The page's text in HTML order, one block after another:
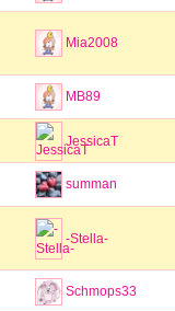
Mia2008
MB89
JessicaT
summan
-Stella-
Schmops33